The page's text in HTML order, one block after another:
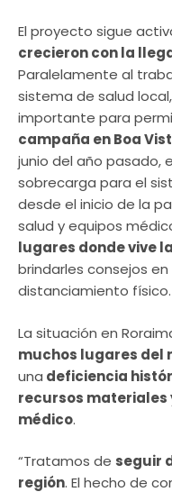
El proyecto sigue
crecieron con la
Paralelamente al
sistema de salud
importante para
campaña en Boa
junio del año pasado,
sobrecarga para el
desde el inicio de la
salud y equipos
lugares donde vive
brindarles consejos
distanciamiento físico.
La situación en
muchos lugares del
una deficiencia
recursos materiales
médico.
“Tratamos de seguir
región. El hecho de